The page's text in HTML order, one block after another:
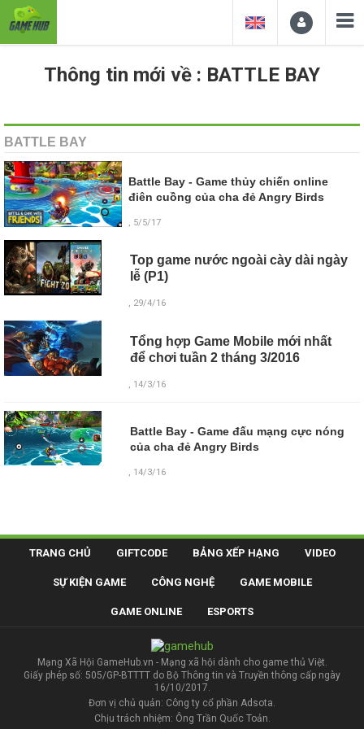
Thông tin mới về : BATTLE BAY
BATTLE BAY
Battle Bay - Game thủy chiến online
điên cuồng của cha đẻ Angry Birds
, 5/5/17
Top game nước ngoài cày dài ngày
lễ (P1)
, 29/4/16
Tổng hợp Game Mobile mới nhất
để chơi tuần 2 tháng 3/2016
, 14/3/16
Battle Bay - Game đấu mạng cực nóng
của cha đẻ Angry Birds
, 14/3/16
TRANG CHỦ GIFTCODE BẢNG XẾP HẠNG VIDEO
SỰ KIỆN GAME CÔNG NGHỆ GAME MOBILE
GAME ONLINE ESPORTS
Mạng Xã Hội GameHub.vn - Mạng xã hội dành cho game thủ Việt.
Giấy phép số: 505/GP-BTTTT do Bộ Thông tin và Truyền thông cấp ngày
16/10/2017.
Đơn vị chủ quản: Công ty cổ phần Adsota.
Chịu trách nhiệm: Ông Trần Quốc Toản.